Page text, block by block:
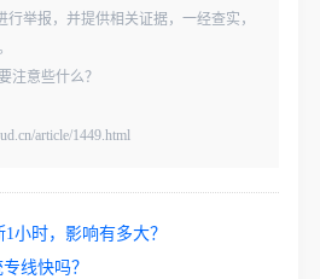
行举报，并提供相关证据，一经查实，
注意些什么？
article/1449.html
小时，影响有多大？
线快吗？